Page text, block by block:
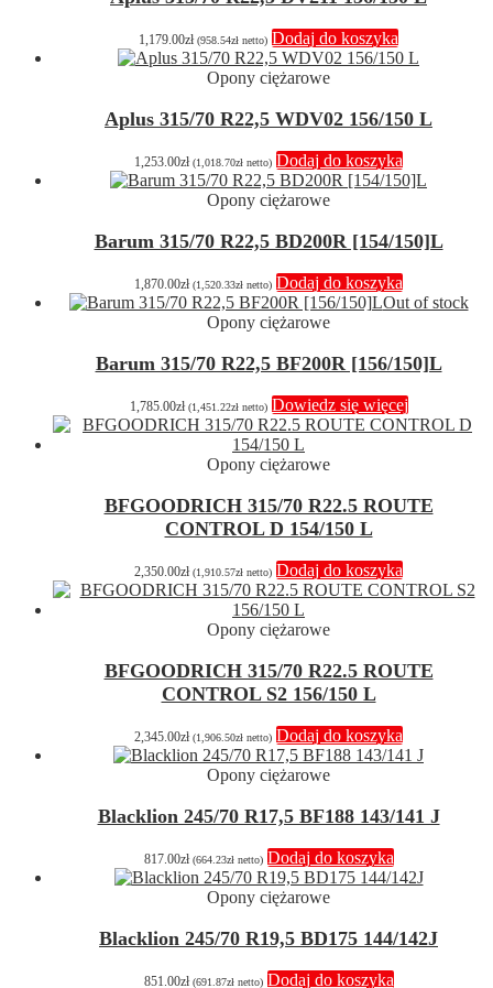
1,179.00zł (958.54zł netto) Dodaj do koszyka
Opony ciężarowe
Aplus 315/70 R22,5 WDV02 156/150 L
1,253.00zł (1,018.70zł netto) Dodaj do koszyka
Opony ciężarowe
Barum 315/70 R22,5 BD200R [154/150]L
1,870.00zł (1,520.33zł netto) Dodaj do koszyka
Out of stock
Opony ciężarowe
Barum 315/70 R22,5 BF200R [156/150]L
1,785.00zł (1,451.22złnetto) Dowiedz się więcej
Opony ciężarowe
BFGOODRICH 315/70 R22.5 ROUTE
CONTROL D 154/150 L
2,350.00zł (1,910.57zł netto) Dodaj do koszyka
Opony ciężarowe
BFGOODRICH 315/70 R22.5 ROUTE
CONTROL S2 156/150 L
2,345.00zł (1,906.50zł netto) Dodaj do koszyka
Opony ciężarowe
Blacklion 245/70 R17,5 BF188 143/141 J
817.00zł (664.23złnetto) Dodaj do koszyka
Opony ciężarowe
Blacklion 245/70 R19,5 BD175 144/142J
851.00zł (691.87złnetto) Dodaj do koszyka